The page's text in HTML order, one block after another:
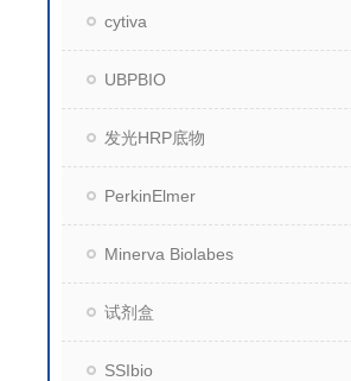
cytiva
UBPBIO
发光HRP底物
PerkinElmer
Minerva Biolabes
试剂盒
SSIbio